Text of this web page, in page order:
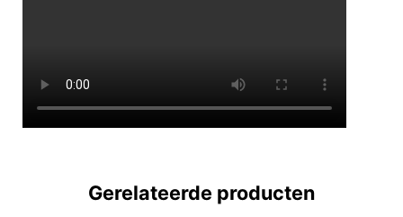
Gerelateerde producten